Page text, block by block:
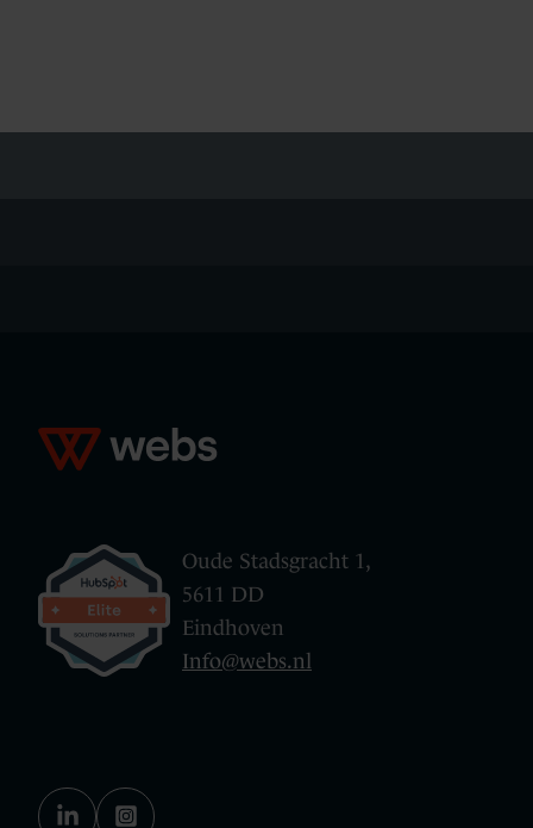
Oude Stadsgracht 1,
5611 DD
Eindhoven
Info@webs.nl